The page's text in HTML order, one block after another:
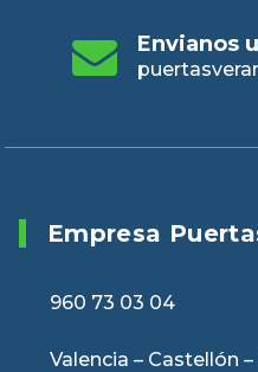
Envianos
Empresa
960 73 03 04
Valencia – Castellón